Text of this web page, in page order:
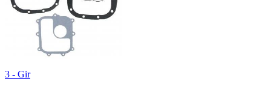
3 - Gir